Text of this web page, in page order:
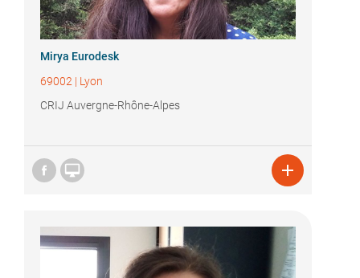
Mirya Eurodesk
69002 | Lyon
CRIJ Auvergne-Rhône-Alpes
 